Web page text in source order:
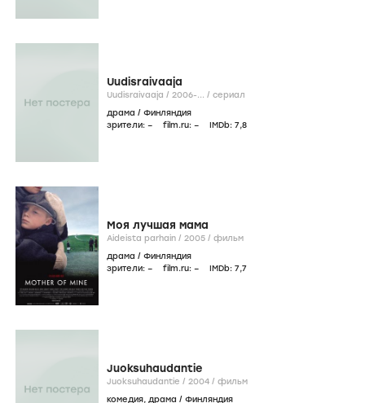
Uudisraivaaja
Uudisraivaaja / 2006-... / сериал
драма / Финляндия
зрители: – film.ru: – IMDb: 7,8
Моя лучшая мама
Aideista parhain / 2005 / фильм
драма / Финляндия
зрители: – film.ru: – IMDb: 7,7
Juoksuhaudantie
Juoksuhaudantie / 2004 / фильм
комедия, драма / Финляндия